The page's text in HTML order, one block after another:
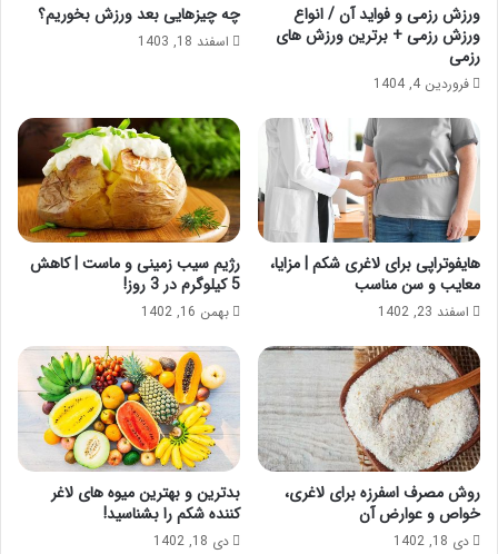
ورزش رزمی و فواید آن / انواع
ورزش رزمی + برترین ورزش های
رزمی
فروردین 4, 1404
چه چیزهایی بعد ورزش بخوریم؟
اسفند 18, 1403
هایفوتراپی برای لاغری شکم | مزایا،
معایب و سن مناسب
اسفند 23, 1402
رژیم سیب زمینی و ماست | کاهش
5 کیلوگرم در 3 روز!
بهمن 16, 1402
روش مصرف اسفرزه برای لاغری،
خواص و عوارض آن
دی 18, 1402
بدترین و بهترین میوه های لاغر
کننده شکم را بشناسید!
دی 18, 1402